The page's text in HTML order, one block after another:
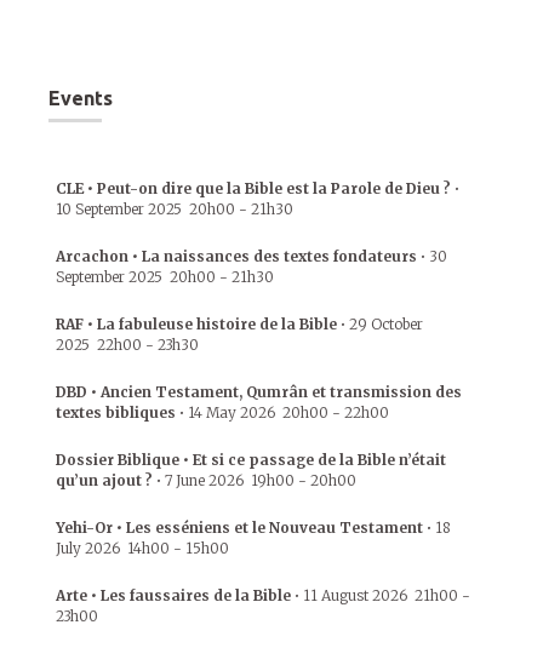
Events
CLE • Peut-on dire que la Bible est la Parole de Dieu ? •
10 September 2025 20h00 - 21h30
Arcachon • La naissances des textes fondateurs • 30
September 2025 20h00 - 21h30
RAF • La fabuleuse histoire de la Bible • 29 October
2025 22h00 - 23h30
DBD • Ancien Testament, Qumrân et transmission des
textes bibliques • 14 May 2026 20h00 - 22h00
Dossier Biblique • Et si ce passage de la Bible n’était
qu’un ajout ? • 7 June 2026 19h00 - 20h00
Yehi-Or • Les esséniens et le Nouveau Testament • 18
July 2026 14h00 - 15h00
Arte • Les faussaires de la Bible • 11 August 2026 21h00 -
23h00